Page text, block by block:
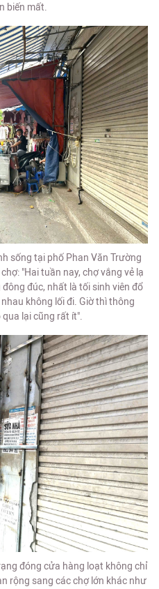
biến mất.
sống tại phố Phan Văn Trường
"Hai tuần nay, chợ vắng vẻ lạ
đúc, nhất là tối sinh viên đổ
không lối đi. Giờ thì thông
lại cũng rất ít".
đóng cửa hàng loạt không chỉ
rộng sang các chợ lớn khác như